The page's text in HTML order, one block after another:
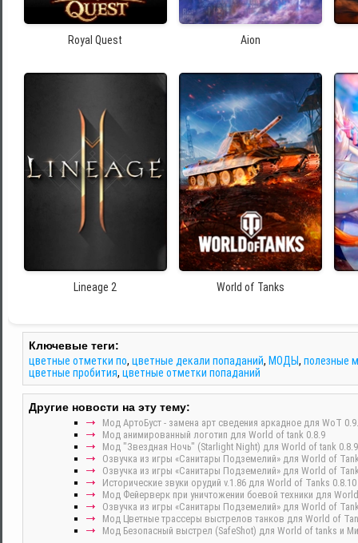
Royal Quest Aion
Lineage 2 World of Tanks
Ключевые теги:
цветные отметки по, цветные декали попаданий, МОДЫ, полезные
цветные пробития, цветные отметки попаданий
Другие новости на эту тему:
Мод АртоБуст - замена арт сведения аркадное для WoT
Мод анимированный логотип для World of tank 0.8.9
Мод "Звездная Ночь" (Starlight Night) для World of tank 0.8.9
Озвучка из игры «Санитары Подземелий» для World of
Озвучка из игры «Санитары Подземелий» для World of
Исторические звуки орудий v.1.86 для World of Tanks 0.8.10
Мод Фейерверк при уничтожении боевой техники для
Озвучка из игры «Санитары Подземелий» для World of
Мод Цветные трассеры выстрелов танков для World of
Мод Безопасный выстрел (SafeShot) для World of tanks и